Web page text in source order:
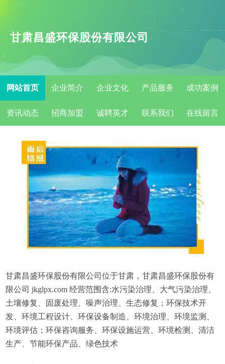
甘肃昌盛环保股份有限公司
网站首页 企业简介 企业文化 产品服务 成功案例
资讯动态 招商加盟 诚聘英才 联系我们 在线留言
甘肃昌盛环保股份有限公司位于甘肃，甘肃昌盛环保股份有
限公司 jkglpx.com 经营范围含:水污染治理、大气污染治理、
土壤修复、固废处理、噪声治理、生态修复；环保技术开
发、环境工程设计、环保设备制造、环境治理、环境监测、
环境评估；环保咨询服务、环保设施运营、环境检测、清洁
生产、节能环保产品、绿色技术